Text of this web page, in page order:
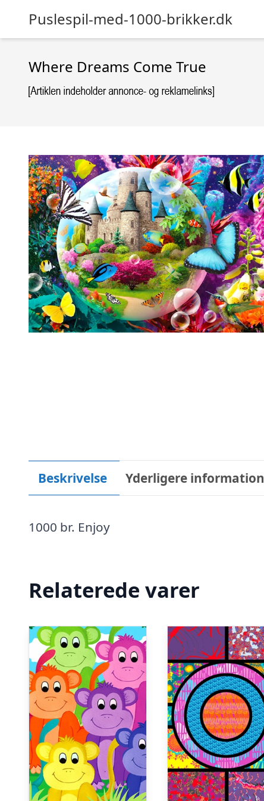
Puslespil-med-1000-brikker.dk
Where Dreams Come True
Beskrivelse Yderligere information
1000 br. Enjoy
Relaterede varer